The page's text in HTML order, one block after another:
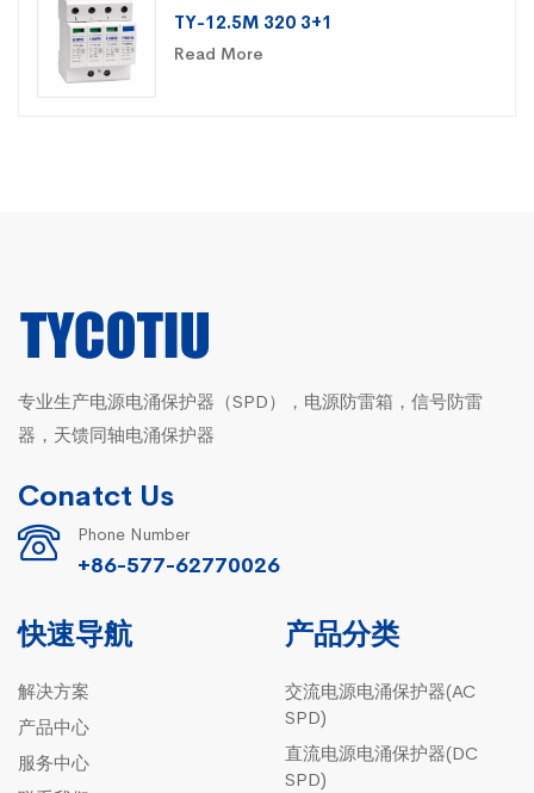
TY-12.5M 320 3+1
Read More
专业生产电源电涌保护器（SPD），电源防雷箱，信号防雷
器，天馈同轴电涌保护器
Conatct Us
Phone Number
+86-577-62770026
快速导航
解决方案
产品中心
服务中心
产品分类
交流电源电涌保护器(AC
SPD)
直流电源电涌保护器(DC
SPD)